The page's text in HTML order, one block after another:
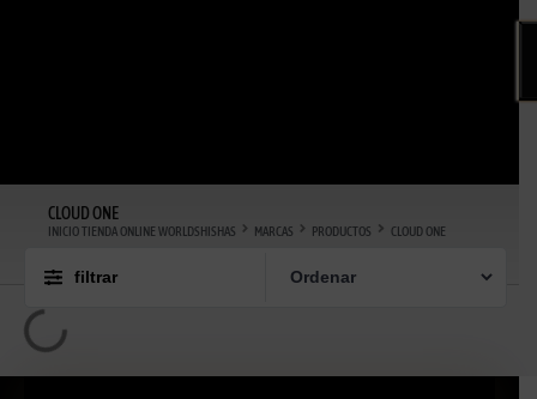
CLOUD ONE
INICIO TIENDA ONLINE WORLDSHISHAS MARCAS PRODUCTOS CLOUD ONE
filtrar